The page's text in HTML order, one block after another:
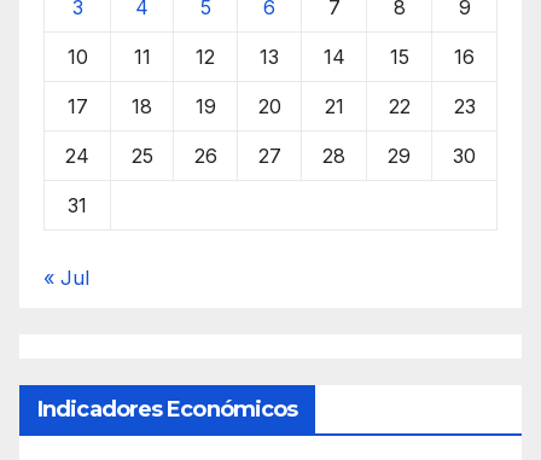
3 4 5 6 7 8 9
10 11 12 13 14 15 16
17 18 19 20 21 22 23
24 25 26 27 28 29 30
31
« Jul
Indicadores Económicos